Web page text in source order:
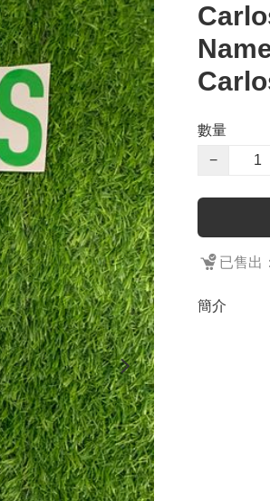
數量
−
已售出
簡介